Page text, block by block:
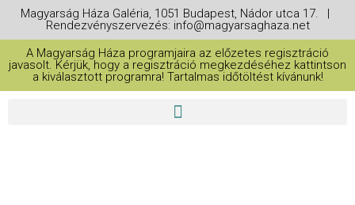
Magyarság Háza Galéria, 1051 Budapest, Nádor utca 17. |
Rendezvényszervezés: info@magyarsaghaza.net
A Magyarság Háza programjaira az előzetes regisztráció
javasolt. Kérjük, hogy a regisztráció megkezdéséhez kattintson
a kiválasztott programra! Tartalmas időtöltést kívánunk!